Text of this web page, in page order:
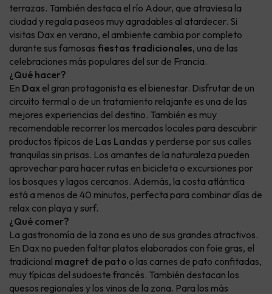
terrazas. También destaca el río Adour, que atraviesa la
ciudad y regala paseos muy agradables al atardecer. Si
visitas Dax en verano, el ambiente cambia por completo
durante sus famosas fiestas tradicionales, una de las
celebraciones más populares del sur de Francia.
¿Qué hacer?
En Dax el gran protagonista es el bienestar. Disfrutar de un
circuito termal o de un tratamiento relajante es una de las
mejores experiencias del destino. También es muy
recomendable recorrer los mercados locales para descubrir
productos típicos de Las Landas y perderse por sus calles
tranquilas sin prisas. Los amantes de la naturaleza pueden
aprovechar para hacer rutas en bicicleta o excursiones por
los bosques y lagos cercanos. Además, la costa atlántica
está a menos de 40 minutos, perfecta para combinar días de
relax con playa y surf.
¿Qué comer?
La gastronomía de la zona es uno de sus grandes atractivos.
En Dax no pueden faltar platos elaborados con foie gras, el
tradicional magret de pato o las carnes de pato confitadas,
muy típicas del sudoeste francés. También destacan los
quesos regionales y los vinos de la zona. Para los más